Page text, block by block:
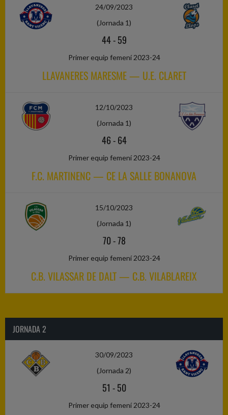
24/09/2023
(Jornada 1)
44-59
Primer equip femení 2023-24
LLAVANERES MARESME — U.E. CLARET
12/10/2023
(Jornada 1)
46-64
Primer equip femení 2023-24
F.C. MARTINENC — CE LA SALLE BONANOVA
15/10/2023
(Jornada 1)
70-78
Primer equip femení 2023-24
C.B. VILASSAR DE DALT — C.B. VILABLAREIX
JORNADA 2
30/09/2023
(Jornada 2)
51 -50
Primer equip femení 2023-24